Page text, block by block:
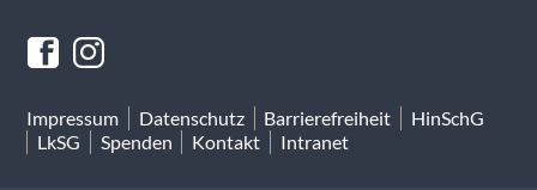
Impressum Datenschutz Barrierefreiheit
HinSchG
LkSG
Spenden Kontakt Intranet